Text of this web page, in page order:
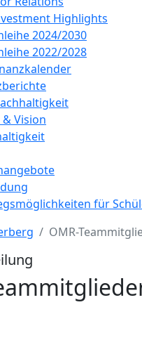
Highlights
2024/2030
2022/2028
Vision
für
OMR-